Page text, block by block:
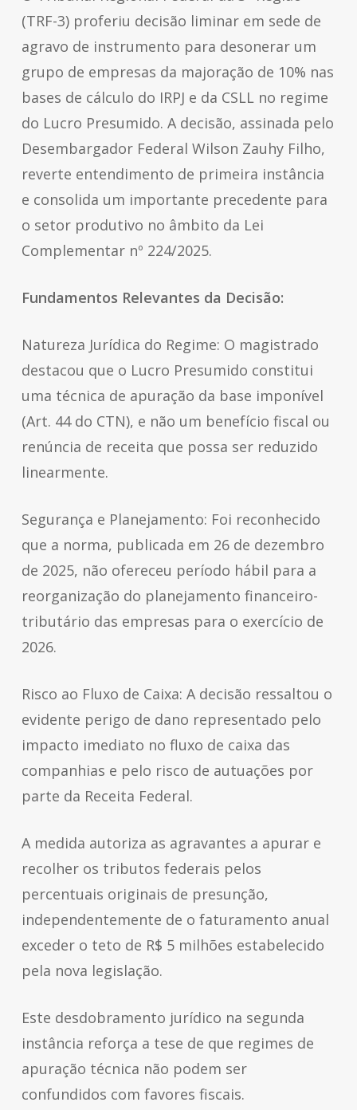
(TRF-3) proferiu decisão liminar em sede de
agravo de instrumento para desonerar um
grupo de empresas da majoração de 10% nas
bases de cálculo do IRPJ e da CSLL no regime
do Lucro Presumido. A decisão, assinada pelo
Desembargador Federal Wilson Zauhy Filho,
reverte entendimento de primeira instância
e consolida um importante precedente para
o setor produtivo no âmbito da Lei
Complementar nº 224/2025.
Fundamentos Relevantes da Decisão:
Natureza Jurídica do Regime: O magistrado
destacou que o Lucro Presumido constitui
uma técnica de apuração da base imponível
(Art. 44 do CTN), e não um benefício fiscal ou
renúncia de receita que possa ser reduzido
linearmente.
Segurança e Planejamento: Foi reconhecido
que a norma, publicada em 26 de dezembro
de 2025, não ofereceu período hábil para a
reorganização do planejamento financeiro-
tributário das empresas para o exercício de
2026.
Risco ao Fluxo de Caixa: A decisão ressaltou o
evidente perigo de dano representado pelo
impacto imediato no fluxo de caixa das
companhias e pelo risco de autuações por
parte da Receita Federal.
A medida autoriza as agravantes a apurar e
recolher os tributos federais pelos
percentuais originais de presunção,
independentemente de o faturamento anual
exceder o teto de R$ 5 milhões estabelecido
pela nova legislação.
Este desdobramento jurídico na segunda
instância reforça a tese de que regimes de
apuração técnica não podem ser
confundidos com favores fiscais.